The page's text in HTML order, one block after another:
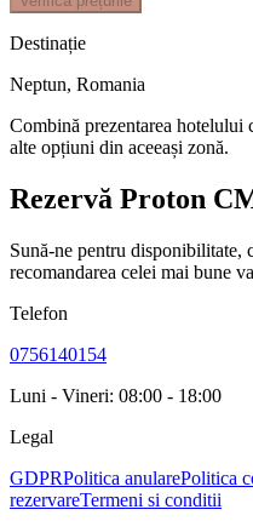
Destinație
Neptun, Romania
Combină prezentarea hotelului
alte opțiuni din aceeași zonă.
Rezervă Proton
Sună-ne pentru disponibilitate,
recomandarea celei mai bune
Telefon
0756140154
Luni - Vineri: 08:00 - 18:00
Legal
GDPRPolitica anularePolitica
rezervareTermeni si conditii